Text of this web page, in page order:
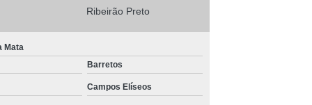
Ribeirão Preto
Mata
Barretos
Campos Elíseos